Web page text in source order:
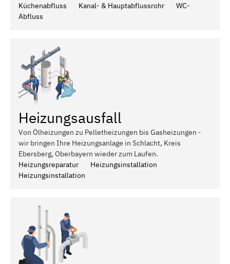
Küchenabfluss
Kanal- & Hauptabflussrohr
WC-
Abfluss
Heizungsausfall
Von Ölheizungen zu Pelletheizungen bis Gasheizungen -
wir bringen Ihre Heizungsanlage in Schlacht, Kreis
Ebersberg, Oberbayern wieder zum Laufen.
Heizungsreparatur
Heizungsinstallation
Heizungsinstallation